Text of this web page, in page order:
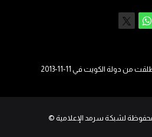
واتساب
دولة الكويت في 11-11-2013
لشبكة سرمد الإعلامية ©